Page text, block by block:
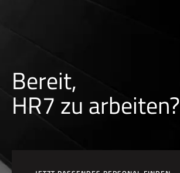
Bereit,
HR7 zu arbeiten?